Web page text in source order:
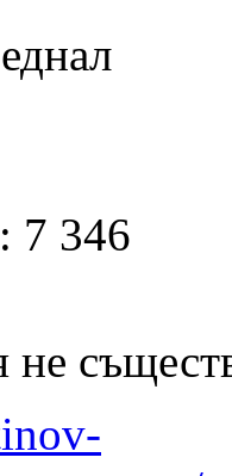
7 346
не